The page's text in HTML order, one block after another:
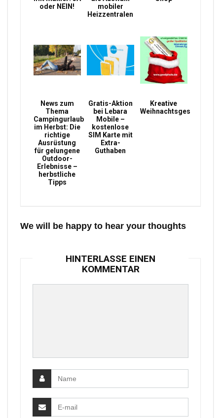
oder NEIN!
mobiler
Heizzentralen
News zum
Thema
Campingurlaub
im Herbst: Die
richtige
Ausrüstung
für gelungene
Outdoor-
Erlebnisse –
herbstliche
Tipps
Gratis-Aktion
bei Lebara
Mobile –
kostenlose
SIM Karte mit
Extra-
Guthaben
Kreative
Weihnachtsgeschenke
We will be happy to hear your thoughts
HINTERLASSE EINEN
KOMMENTAR